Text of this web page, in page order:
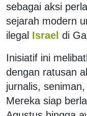
sebagai aksi
sejarah modern
ilegal Israel di
Inisiatif ini
dengan ratusan
jurnalis,
Mereka siap